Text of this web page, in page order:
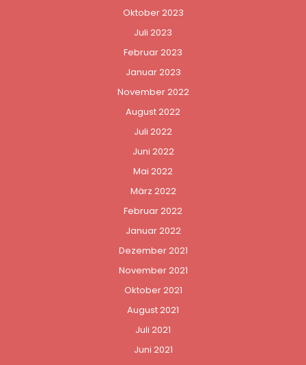
Oktober 2023
Juli 2023
Februar 2023
Januar 2023
November 2022
August 2022
Juli 2022
Juni 2022
Mai 2022
März 2022
Februar 2022
Januar 2022
Dezember 2021
November 2021
Oktober 2021
August 2021
Juli 2021
Juni 2021